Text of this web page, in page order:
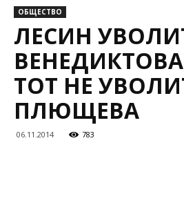
ОБЩЕСТВО
ЛЕСИН
ТОТ НЕ
ПЛЮЩЕВА
06.11.2014 783